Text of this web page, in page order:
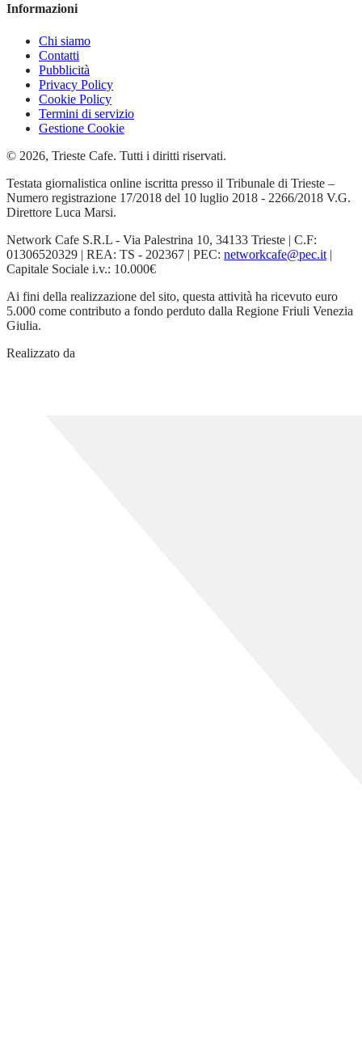
Informazioni
Chi siamo
Contatti
Pubblicità
Privacy Policy
Cookie Policy
Termini di servizio
Gestione Cookie
© 2026, Trieste Cafe. Tutti i diritti riservati.
Testata giornalistica online iscritta presso il Tribunale di Trieste –
Numero registrazione 17/2018 del 10 luglio 2018 - 2266/2018 V.G.
Direttore Luca Marsi.
Network Cafe S.R.L - Via Palestrina 10, 34133 Trieste | C.F:
01306520329 | REA: TS - 202367 | PEC: networkcafe@pec.it |
Capitale Sociale i.v.: 10.000€
Ai fini della realizzazione del sito, questa attività ha ricevuto euro
5.000 come contributo a fondo perduto dalla Regione Friuli Venezia
Giulia.
Realizzato da